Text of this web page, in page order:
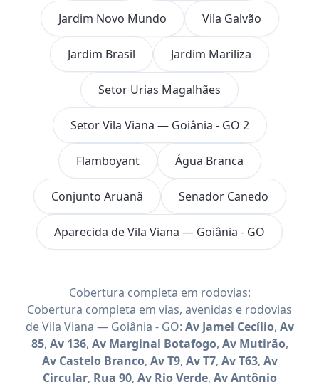
Jardim Novo Mundo Vila Galvão
Jardim Brasil Jardim Mariliza
Setor Urias Magalhães
Setor Vila Viana — Goiânia - GO 2
Flamboyant Água Branca
Conjunto Aruanã Senador Canedo
Aparecida de Vila Viana — Goiânia - GO
Cobertura completa em rodovias:
Cobertura completa em vias, avenidas e rodovias
de Vila Viana — Goiânia - GO: Av Jamel Cecílio, Av
85, Av 136, Av Marginal Botafogo, Av Mutirão,
Av Castelo Branco, Av T9, Av T7, Av T63, Av
Circular, Rua 90, Av Rio Verde, Av Antônio